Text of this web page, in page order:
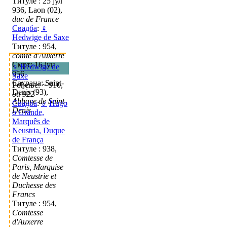
936, Laon (02),
duc de France
Свадба: ♀
Hedwige de Saxe
Титуле : 954,
comte d'Auxerre
Смрт: 16 јун
956
Сахрана: Saint-
Denis (93),
Abbaye de Saint-
Denis
♀ Hedwige de
Saxe
Рођење: ~ 910,
ou 922
Свадба:♂ Hugo
o Grande,
Marquês de
Neustria, Duque
de França
Титуле : 938,
Comtesse de
Paris, Marquise
de Neustrie et
Duchesse des
Francs
Титуле : 954,
Comtesse
d'Auxerre